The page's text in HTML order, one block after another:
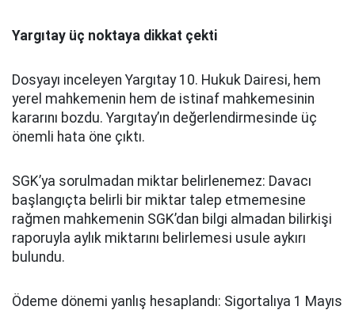
Yargıtay üç noktaya dikkat çekti
Dosyayı inceleyen Yargıtay 10. Hukuk Dairesi, hem
yerel mahkemenin hem de istinaf mahkemesinin
kararını bozdu. Yargıtay’ın değerlendirmesinde üç
önemli hata öne çıktı.
SGK’ya sorulmadan miktar belirlenemez: Davacı
başlangıçta belirli bir miktar talep etmemesine
rağmen mahkemenin SGK’dan bilgi almadan bilirkişi
raporuyla aylık miktarını belirlemesi usule aykırı
bulundu.
Ödeme dönemi yanlış hesaplandı: Sigortalıya 1 Mayıs